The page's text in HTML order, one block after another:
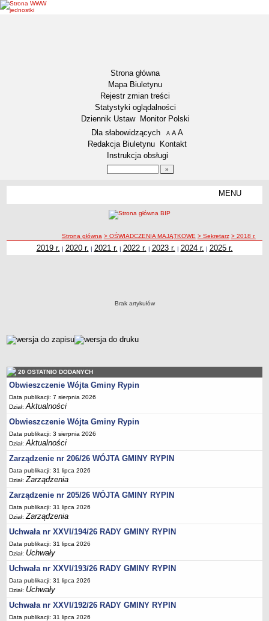
Strona główna
Mapa Biuletynu
Rejestr zmian treści
Statystyki oglądalności
Dziennik Ustaw
Monitor Polski
Menu dodatkowe
Dla słabowidzących A pomniejsz czcionkę
A standardowy rozmiar czcionki
A
Redakcja Biuletynu
Kontakt
Instrukcja obsługi
MENU
Status gminy
Lokalizacja
Rejestr zbiorów danych osobowych
RODO Klauzule informacyjne
AKTUALNOŚCI I OGŁOSZENIA
URZĄD GMINY
Dane teleadresowe
Tabela informacyjna
Czas pracy urzędu
Nr konta bankowego, NIP, REGON
Pracownicy urzędu - urząd gminy
Pracownicy urzędu - baza magazynowo - warsztatowa
Kompetencje referatów
Regulamin organizacyjny
Regulamin naboru na wolne stanowiska urzędnicze
Ogłoszenia o naborze na wolne stanowiska urzędnicze
Lista kandydatów spełniających wymagania formalne w naborach na
wolne stanowiska urzędnicze
Wyniki naboru na wolne stanowiska urzędnicze
Petycje
ścieżka nawigacji
Strona główna > OŚWIADCZENIA MAJĄTKOWE > Sekretarz > 2018 r.
2019 r. | 2020 r. | 2021 r. | 2022 r. | 2023 r. | 2024 r. | 2025 r.
Brak artykułów
metryczka
20 OSTATNIO DODANYCH
Obwieszczenie Wójta Gminy Rypin
Data publikacji: 7 sierpnia 2026
Dział:Aktualności
Obwieszczenie Wójta Gminy Rypin
Data publikacji: 3 sierpnia 2026
Dział:Aktualności
Zarządzenie nr 206/26 WÓJTA GMINY RYPIN
Data publikacji: 31 lipca 2026
Dział:Zarządzenia
Zarządzenie nr 205/26 WÓJTA GMINY RYPIN
Data publikacji: 31 lipca 2026
Dział:Zarządzenia
Uchwała nr XXVI/194/26 RADY GMINY RYPIN
Data publikacji: 31 lipca 2026
Dział: Uchwały
Uchwała nr XXVI/193/26 RADY GMINY RYPIN
Data publikacji: 31 lipca 2026
Dział: Uchwały
Uchwała nr XXVI/192/26 RADY GMINY RYPIN
Data publikacji: 31 lipca 2026